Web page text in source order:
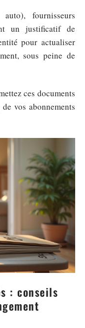
auto), fournisseurs
un justificatif de
pour actualiser
sous peine de
ces documents
vos abonnements
: conseils